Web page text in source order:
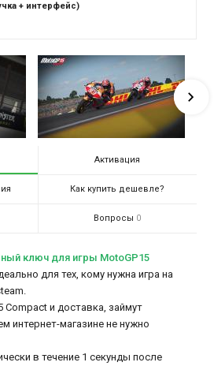
+ интерфейс)
Активация
Как купить дешевле?
Вопросы 0
ключ для игры MotoGP15
для тех, кому нужна игра на
Compact и доставка, займут
интернет-магазине не нужно
в течение 1 секунды после